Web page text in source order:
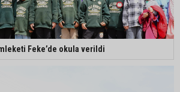
Feke’de okula verildi